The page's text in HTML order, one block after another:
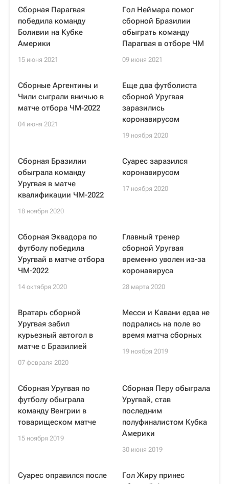
Сборная Парагвая
победила команду
Боливии на Кубке
Америки
15 июня 2021
Гол Неймара помог
сборной Бразилии
обыграть команду
Парагвая в отборе ЧМ
09 июня 2021
Сборные Аргентины и
Чили сыграли вничью в
матче отбора ЧМ-2022
04 июня 2021
Еще два футболиста
сборной Уругвая
заразились
коронавирусом
19 ноября 2020
Сборная Бразилии
обыграла команду
Уругвая в матче
квалификации ЧМ-2022
18 ноября 2020
Суарес заразился
коронавирусом
17 ноября 2020
Сборная Эквадора по
футболу победила
Уругвай в матче отбора
ЧМ-2022
14 октября 2020
Главный тренер
сборной Уругвая
временно уволен из-за
коронавируса
28 марта 2020
Вратарь сборной
Уругвая забил
курьезный автогол в
матче с Бразилией
07 февраля 2020
Месси и Кавани едва не
подрались на поле во
время матча сборных
19 ноября 2019
Сборная Уругвая по
футболу обыграла
команду Венгрии в
товарищеском матче
15 ноября 2019
Сборная Перу обыграла
Уругвай, став
последним
полуфиналистом Кубка
Америки
30 июня 2019
Суарес оправился после
Гол Жиру принес